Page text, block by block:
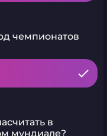
чемпионатов
в
мундиале?